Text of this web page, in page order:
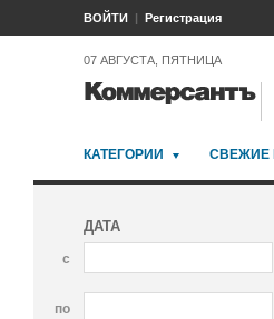
ВОЙТИ Регистрация
07 АВГУСТА, ПЯТНИЦА
КАТЕГОРИИ СВЕЖИЕ
ДАТА
с
по